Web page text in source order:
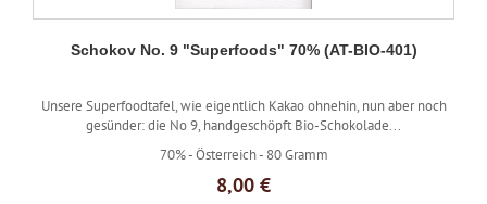
Schokov No. 9 "Superfoods" 70% (AT-BIO-401)
Unsere Superfoodtafel, wie eigentlich Kakao ohnehin, nun aber noch
gesünder: die No 9, handgeschöpft Bio-Schokolade...
70% -Österreich - 80 Gramm
8,00 €